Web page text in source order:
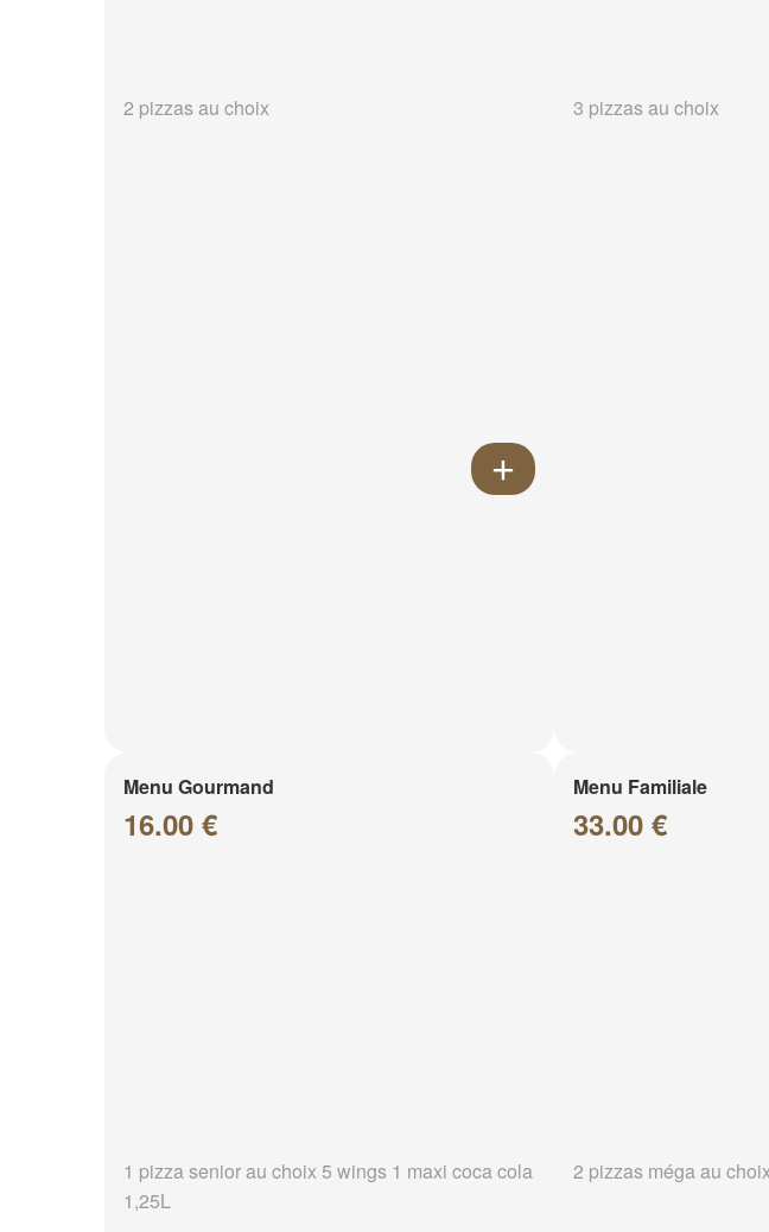
2 pizzas au choix 3 pizzas au choix
Menu Gourmand
16.00 €
1 pizza senior au choix 5 wings 1 maxi coca cola
1,25L
Menu Familiale
33.00 €
2 pizzas méga au